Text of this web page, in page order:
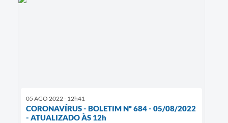
05 AGO 2022 - 12h41
CORONAVÍRUS - BOLETIM Nº 684 - 05/08/2022
- ATUALIZADO ÀS 12h